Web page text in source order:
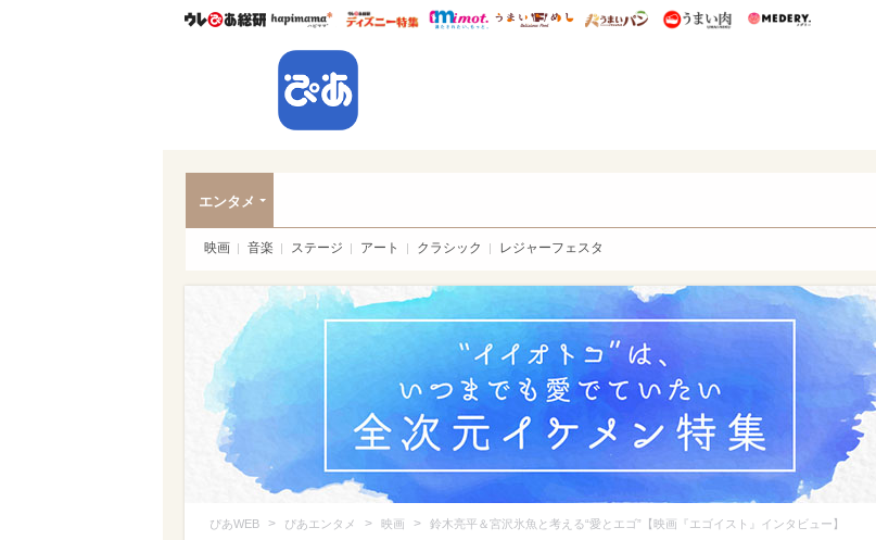
ウレぴあ総研ハピママ* ウレぴあ総研 ディズニー特集
mimot. うまいめし うまいパン うまい肉
エンタメ
映画 音楽 ステージ アート クラシック レジャーフェスタ
ぴあWEB > ぴあエンタメ > 映画 > 鈴木亮平＆宮沢氷魚と考える“愛とエゴ”【映画『エゴイスト』インタビュー】